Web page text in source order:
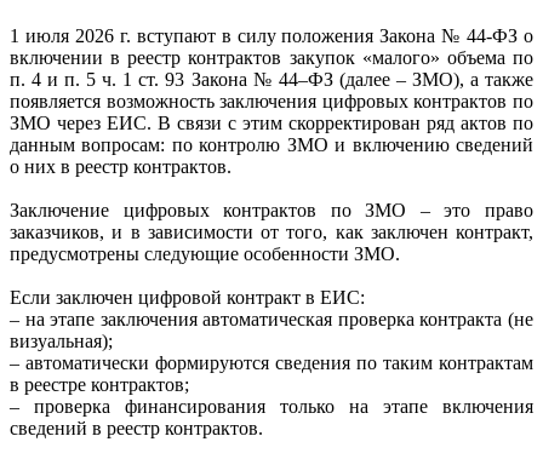
1 июля 2026 г. вступают в силу положения Закона № 44-ФЗ о
включении в реестр контрактов закупок «малого» объема по
п. 4 и п. 5 ч. 1 ст. 93 Закона № 44–ФЗ (далее – ЗМО), а также
появляется возможность заключения цифровых контрактов по
ЗМО через ЕИС. В связи с этим скорректирован ряд актов по
данным вопросам: по контролю ЗМО и включению сведений
о них в реестр контрактов.
Заключение цифровых контрактов по ЗМО – это право
заказчиков, и в зависимости от того, как заключен контракт,
предусмотрены следующие особенности ЗМО.
Если заключен цифровой контракт в ЕИС:
– на этапе заключения автоматическая проверка контракта (не
визуальная);
– автоматически формируются сведения по таким контрактам
в реестре контрактов;
– проверка финансирования только на этапе включения
сведений в реестр контрактов.